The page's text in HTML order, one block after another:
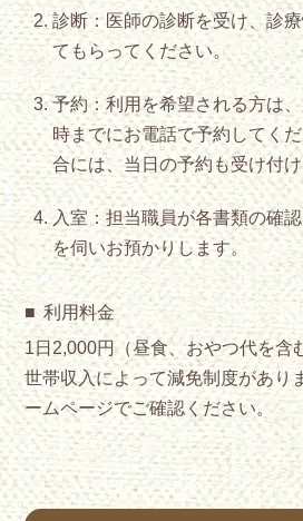
診断：医師の診断を受け、診
てもらってください。
予約：利用を希望される方は
時までにお電話で予約してく
合には、当日の予約も受け付
入室：担当職員が各書類の確
を伺いお預かりします。
利用料金
1日2,000円（昼食、おやつ代を含
世帯収入によって減免制度があり
ームページでご確認ください。